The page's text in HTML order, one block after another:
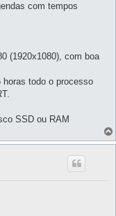
com tempos
(1920x1080), com boa
todo o processo
SSD ou RAM